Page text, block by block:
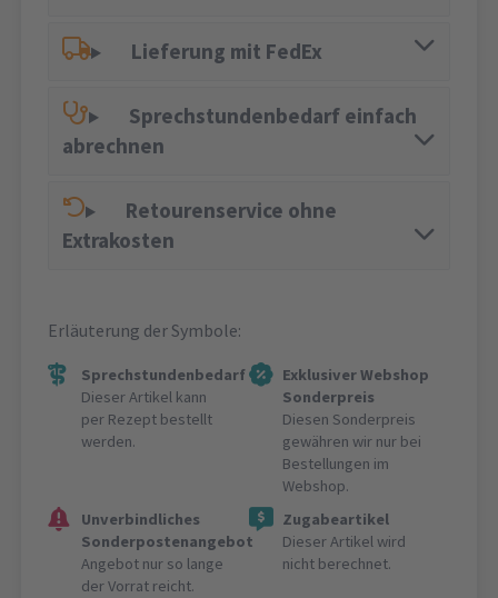
Lieferung mit FedEx
Sprechstundenbedarf einfach
abrechnen
Retourenservice ohne
Extrakosten
Erläuterung der Symbole:
Sprechstundenbedarf
Dieser Artikel kann
per Rezept bestellt
werden.
Exklusiver Webshop
Sonderpreis
Diesen Sonderpreis
gewähren wir nur bei
Bestellungen im
Webshop.
Unverbindliches
Sonderpostenangebot
Angebot nur so lange
der Vorrat reicht.
Zugabeartikel
Dieser Artikel wird
nicht berechnet.